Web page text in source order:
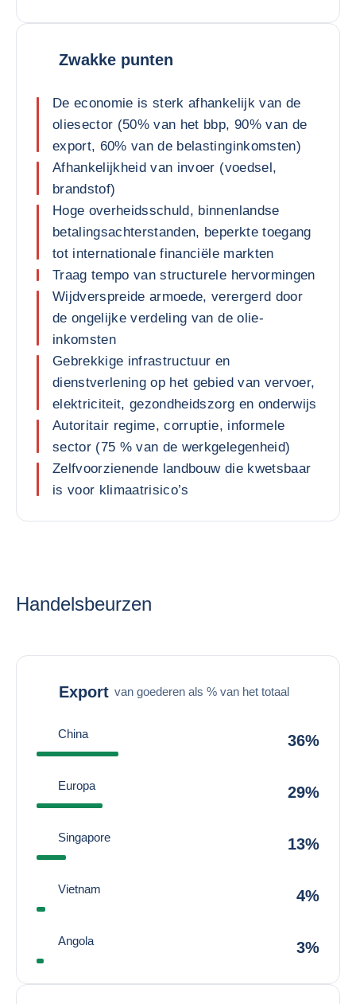
Zwakke punten
De economie is sterk afhankelijk van de
oliesector (50% van het bbp, 90% van de
export, 60% van de belastinginkomsten)
Afhankelijkheid van invoer (voedsel,
brandstof)
Hoge overheidsschuld, binnenlandse
betalingsachterstanden, beperkte toegang
tot internationale financiële markten
Traag tempo van structurele hervormingen
Wijdverspreide armoede, verergerd door
de ongelijke verdeling van de olie-
inkomsten
Gebrekkige infrastructuur en
dienstverlening op het gebied van vervoer,
elektriciteit, gezondheidszorg en onderwijs
Autoritair regime, corruptie, informele
sector (75 % van de werkgelegenheid)
Zelfvoorzienende landbouw die kwetsbaar
is voor klimaatrisico’s
Handelsbeurzen
Export van goederen als % van het totaal
China 36%
Europa 29%
Singapore 13%
Vietnam 4%
Angola 3%